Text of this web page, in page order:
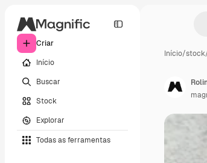
Criar
Início
Buscar
Stock
Explorar
Todas as ferramentas
Início/stock